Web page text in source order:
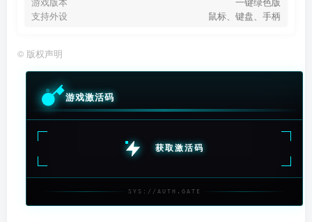
支持外设
鼠标、键盘、手柄
© 版权声明
游戏激活码
获取激活码
SYS://AUTH.GATE